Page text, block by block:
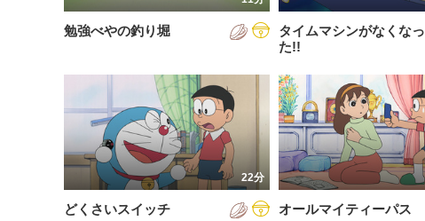
配信が新しい順
あいうえお順(降順)
動画が長い順
動画が短い順
2007年
2009年
2010年
2011年
2012年
2013年
勉強べやの釣り堀
タイムマシンがなくなっ
た!!
22分
どくさいスイッチ オールマイティーパス